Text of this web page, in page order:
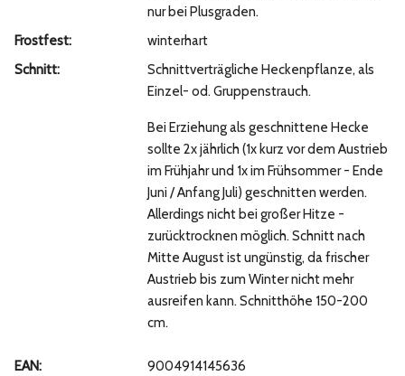
nur bei Plusgraden.
Frostfest:
winterhart
Schnitt:
Schnittverträgliche Heckenpflanze, als
Einzel- od. Gruppenstrauch.
Bei Erziehung als geschnittene Hecke
sollte 2x jährlich (1x kurz vor dem Austrieb
im Frühjahr und 1x im Frühsommer - Ende
Juni / Anfang Juli) geschnitten werden.
Allerdings nicht bei großer Hitze -
zurücktrocknen möglich. Schnitt nach
Mitte August ist ungünstig, da frischer
Austrieb bis zum Winter nicht mehr
ausreifen kann. Schnitthöhe 150-200
cm.
EAN:
9004914145636